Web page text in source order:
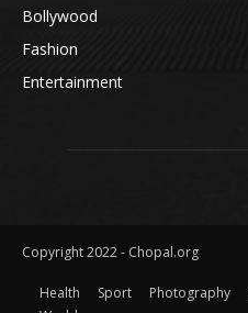
Bollywood
Fashion
Entertainment
Copyright 2022 - Chopal.org
Health Sport Photography